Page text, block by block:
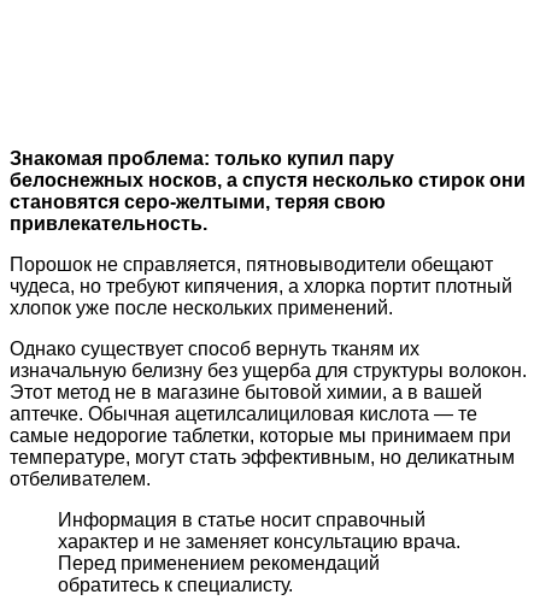
Знакомая проблема: только купил пару
белоснежных носков, а спустя несколько стирок они
становятся серо-желтыми, теряя свою
привлекательность.
Порошок не справляется, пятновыводители обещают
чудеса, но требуют кипячения, а хлорка портит плотный
хлопок уже после нескольких применений.
Однако существует способ вернуть тканям их
изначальную белизну без ущерба для структуры волокон.
Этот метод не в магазине бытовой химии, а в вашей
аптечке. Обычная ацетилсалициловая кислота — те
самые недорогие таблетки, которые мы принимаем при
температуре, могут стать эффективным, но деликатным
отбеливателем.
Информация в статье носит справочный
характер и не заменяет консультацию врача.
Перед применением рекомендаций
обратитесь к специалисту.